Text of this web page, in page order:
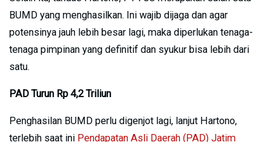
BUMD yang menghasilkan. Ini wajib dijaga dan agar
potensinya jauh lebih besar lagi, maka diperlukan tenaga-
tenaga pimpinan yang definitif dan syukur bisa lebih dari
satu.
PAD Turun Rp 4,2 Triliun
Penghasilan BUMD perlu digenjot lagi, lanjut Hartono,
terlebih saat ini Pendapatan Asli Daerah (PAD) Jatim